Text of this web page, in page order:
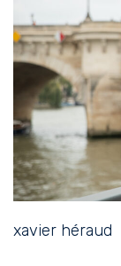
xavier héraud